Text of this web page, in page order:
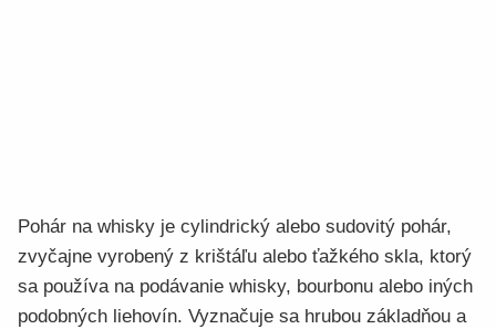
Pohár na whisky je cylindrický alebo sudovitý pohár,
zvyčajne vyrobený z krištáľu alebo ťažkého skla, ktorý
sa používa na podávanie whisky, bourbonu alebo iných
podobných liehovín. Vyznačuje sa hrubou základňou a